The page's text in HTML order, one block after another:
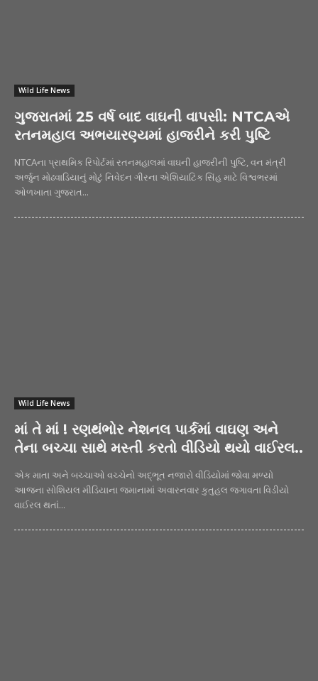
Wild Life News
ગુજરાતમાં 25 વર્ષ બાદ વાઘની વાપસી: NTCAએ
રતનમહાલ અભયારણ્યમાં હાજરીને કરી પુષ્ટિ
NTCAના પ્રાથમિક રિપોર્ટમાં રતનમહાલમાં વાઘની હાજરીની પુષ્ટિ, વન મંત્રી
અર્જુન મોઢવાડિયાનું મોટું નિવેદન ગીરના એશિયાટિક સિંહ માટે વિશ્વભરમાં
ઓળખાતા ગુજરાત...
Wild Life News
માં તે માં ! રણથંભોર નેશનલ પાર્કમાં વાઘણ અને
તેના બચ્ચા સાથે મસ્તી કરતો વીડિયો થયો વાઈરલ..
એક માતા અને બચ્ચાઓ વચ્ચેનો અદ્ભૂત નજારો વીડિયોમાં જોવા મળ્યો
આજના સોશિયલ મીડિયાના જમાનામાં અવારનવાર કુતુહલ જગાવતા વિડીયો
વાઈરલ થતાં...